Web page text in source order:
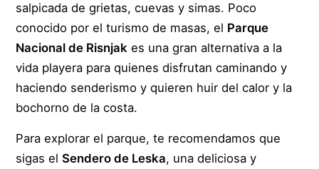
salpicada de grietas, cuevas y simas. Poco
conocido por el turismo de masas, el Parque
Nacional de Risnjak es una gran alternativa a la
vida playera para quienes disfrutan caminando y
haciendo senderismo y quieren huir del calor y la
bochorno de la costa.
Para explorar el parque, te recomendamos que
sigas elSendero de Leska, una deliciosa y